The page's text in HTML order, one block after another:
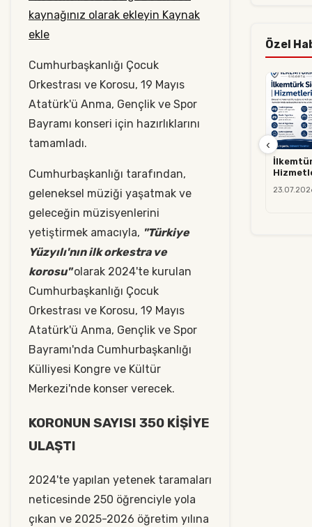
kaynağınız olarak ekleyin Kaynak
ekle
Cumhurbaşkanlığı Çocuk
Orkestrası ve Korosu, 19 Mayıs
Atatürk'ü Anma, Gençlik ve Spor
Bayramı konseri için hazırlıklarını
tamamladı.
Cumhurbaşkanlığı tarafından,
geleneksel müziği yaşatmak ve
geleceğin müzisyenlerini
yetiştirmek amacıyla, "Türkiye
Yüzyılı'nın ilk orkestra ve
korosu"olarak 2024'te kurulan
Cumhurbaşkanlığı Çocuk
Orkestrası ve Korosu, 19 Mayıs
Atatürk'ü Anma, Gençlik ve Spor
Bayramı'nda Cumhurbaşkanlığı
Külliyesi Kongre ve Kültür
Merkezi'nde konser verecek.
KORONUN SAYISI 350 KİŞİYE
ULAŞTI
2024'te yapılan yetenek taramaları
neticesinde 250 öğrenciyle yola
çıkan ve 2025-2026 öğretim yılına
Özel
‹